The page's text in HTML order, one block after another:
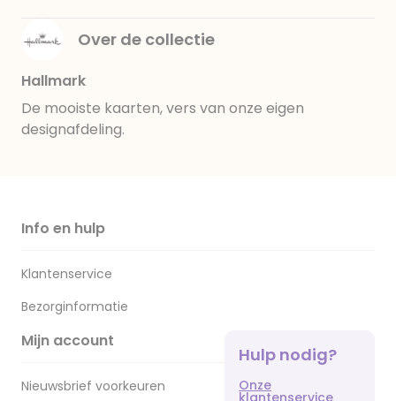
Over de collectie
Hallmark
De mooiste kaarten, vers van onze eigen
designafdeling.
Info en hulp
Klantenservice
Bezorginformatie
Mijn account
Nieuwsbrief voorkeuren
Hulp nodig?
Onze
klantenservice